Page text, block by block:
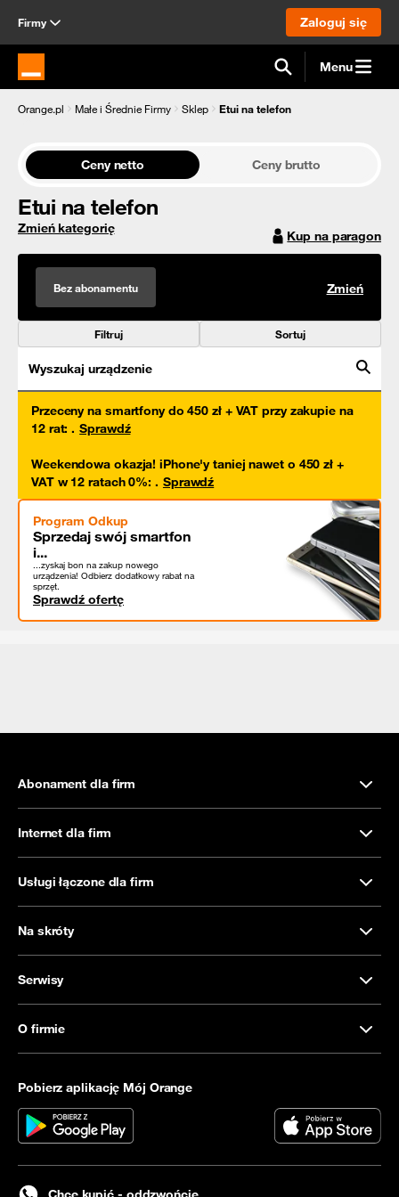
Firmy Zaloguj się
Strona główna Orange.pl Menu
Orange.pl Małe i Średnie Firmy Sklep Etui na telefon
Ceny netto Ceny brutto
Etui na telefon
Zmień kategorię Kup na paragon
Bez abonamentu Zmień
Filtruj Sortuj
Wyszukaj urządzenie
Przeceny na smartfony do 450 zł + VAT przy zakupie na
12 rat: . Sprawdź
Weekendowa okazja! iPhone'y taniej nawet o 450 zł +
VAT w 12 ratach 0%: . Sprawdź
Program Odkup
Sprzedaj swój smartfon
i...
...zyskaj bon na zakup nowego
urządzenia! Odbierz dodatkowy rabat na
sprzęt.
Sprawdź ofertę
Abonament dla firm
Internet dla firm
Usługi łączone dla firm
Na skróty
Serwisy
O firmie
Pobierz aplikację Mój Orange